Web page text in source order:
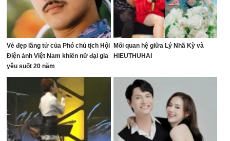
Vẻ đẹp lãng tử của Phó chủ tịch Hội
Điện ảnh Việt Nam khiến nữ đại gia
yêu suốt 20 năm
Mối quan hệ giữa Lý Nhã Kỳ và
HIEUTHUHAI